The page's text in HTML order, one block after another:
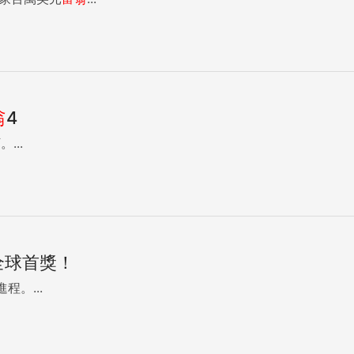
4
...
首獎！
程。...